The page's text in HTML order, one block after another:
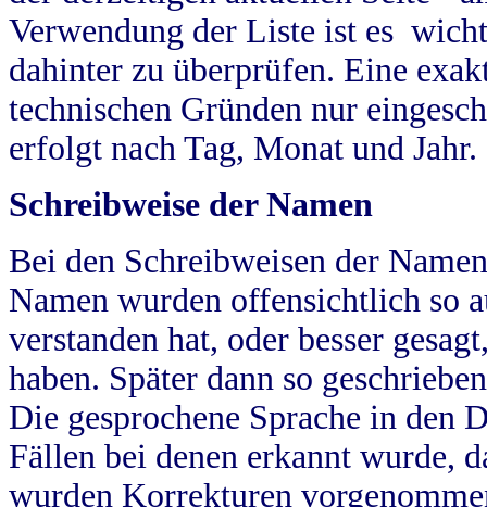
Verwendung der Liste ist es
dahinter zu überprüfen. Eine
technischen Gründen nur
erfolgt nach Tag, Monat und Jahr.
Schreibweise der Namen
Bei den Schreibweisen der
Namen wurden offensichtlich so
verstanden hat, oder besser
haben. Später dann so
Die gesprochene Sprache in
Fällen bei denen erkannt wurde,
wurden Korrekturen